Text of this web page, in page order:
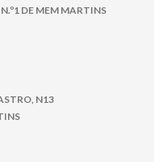
DE MEM MARTINS
N13